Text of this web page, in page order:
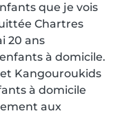
que je vois
Chartres
20 ans
à domicile.
Kangouroukids
à domicile
aux